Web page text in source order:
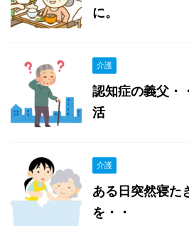
に。
介護
認知症の義父・
活
介護
ある日突然寝た
を・・